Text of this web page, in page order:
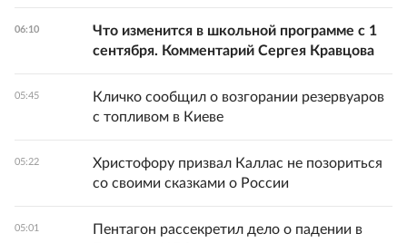
06:10
Что изменится в школьной программе с 1
сентября. Комментарий Сергея Кравцова
05:45
Кличко сообщил о возгорании резервуаров
с топливом в Киеве
05:22
Христофору призвал Каллас не позориться
со своими сказками о России
05:01
Пентагон рассекретил дело о падении в